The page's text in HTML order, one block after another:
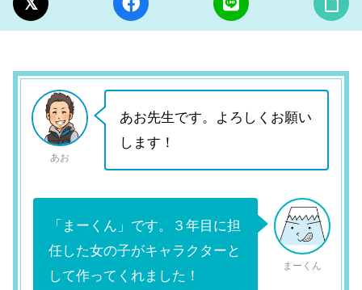
あお
あお先生です。よろしくお願い
します！
「まーくん」です。３年目に担
任した女の子がキャラクターと
して作ってくれました！
まーくん